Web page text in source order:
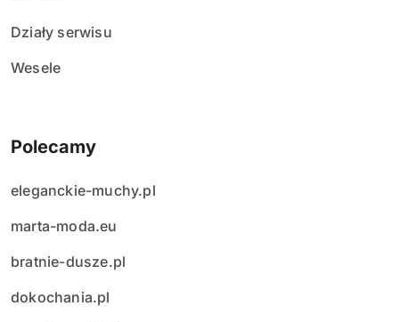
Działy serwisu
Wesele
Polecamy
eleganckie-muchy.pl
marta-moda.eu
bratnie-dusze.pl
dokochania.pl